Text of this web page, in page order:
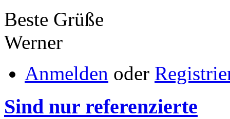
Beste Grüße
Werner
Anmelden oder
Sind nur referenzierte